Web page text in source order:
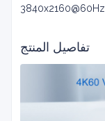
3840x2160@60Hz.
تفاصيل المنتج